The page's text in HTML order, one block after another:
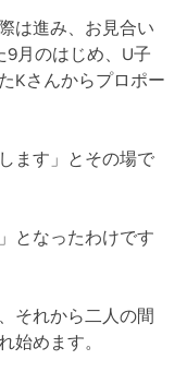
は進み、お見合い
9月のはじめ、U子
Kさんからプロポー
ます」とその場で
となったわけです
それから二人の間
始めます。